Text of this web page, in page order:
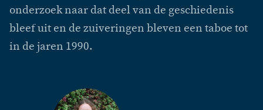
onderzoek naar dat deel van de geschiedenis
bleef uit en de zuiveringen bleven een taboe tot
in de jaren 1990.